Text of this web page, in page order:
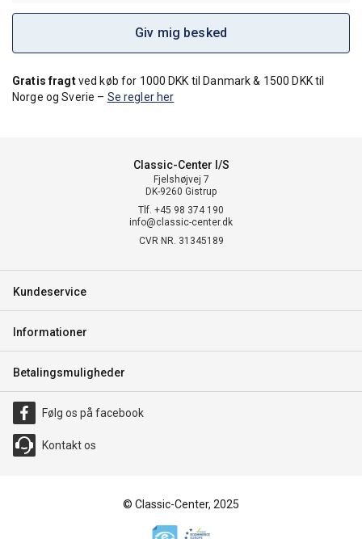
Giv mig besked
Gratis fragtved køb for 1000 DKK til Danmark & 1500 DKK til
Norge og Sverie – Se regler her
Classic-Center I/S
Fjelshøjvej 7
DK-9260 Gistrup
Tlf. +45 98 374 190
info@classic-center.dk
CVR NR. 31345189
Kundeservice
Informationer
Betalingsmuligheder
Følg os på facebook
Kontakt os
© Classic-Center, 2025